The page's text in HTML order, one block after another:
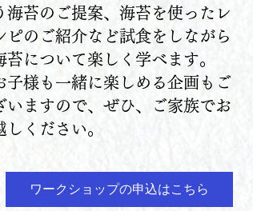
海苔のご提案、海苔を使ったレ
ピのご紹介など試食をしながら
苔について楽しく学べます。
子様も一緒に楽しめる企画もご
いますので、 ​ぜひ、
ご家族でお
しください。
ワークショップの申込はこちら